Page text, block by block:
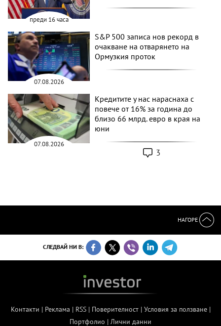
преди 16 часа
07.08.2026
S&P 500 записа нов рекорд в
очакване на отварянето на
Ормузкия проток
07.08.2026
Кредитите у нас нараснаха с
повече от 16% за година до
близо 66 млрд. евро в края на
юни
3
НАГОРЕ
СЛЕДВАЙ НИ В:
Контакти | Реклама | RSS| Поверителност| Условия за ползване|
Портфолио | Лични данни